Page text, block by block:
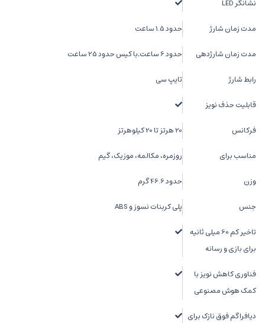
نشانگر LED
مدت زمان شارژ حدود 1.5 ساعت
مدت زمان شارژدهی حدود 6 ساعت,با کیس حدود 25 ساعت
رابط شارژ تایپ سی
قابلیت حذف نویز
فرکانس 20 هرتز تا 20 کیلوهرتز
مناسب برای روزمره، مکالمه، موزیک، گیم
وزن حدود 46.6 گرم
جنس پلی کربنات نسوز و ABS
تاخیر کم 60 میلی ثانیه
برای بازی و رسانه
فناوری کاهش نویز با
کمک هوش مصنوعی
دیافراگم فوق نازک برای